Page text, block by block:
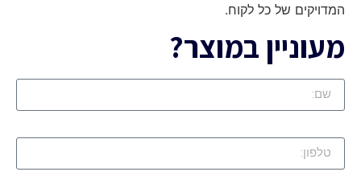
המדויקים של כל לקוח.
מעוניין במוצר?